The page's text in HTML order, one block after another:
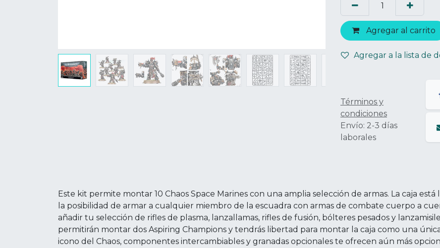
Agregar al carrito
Agregar a la lista de
Términos y
condiciones
Envío: 2-3 días
laborales
Este kit permite montar 10 Chaos Space Marines con una amplia selección de armas. La caja
la posibilidad de armar a cualquier miembro de la escuadra con armas de combate cuerpo a
añadir tu selección de rifles de plasma, lanzallamas, rifles de fusión, bólteres pesados y
permitirán montar dos Aspiring Champions y tendrás libertad para montar la caja como una
icono del Chaos, componentes intercambiables y granadas opcionales te ofrecen aún más